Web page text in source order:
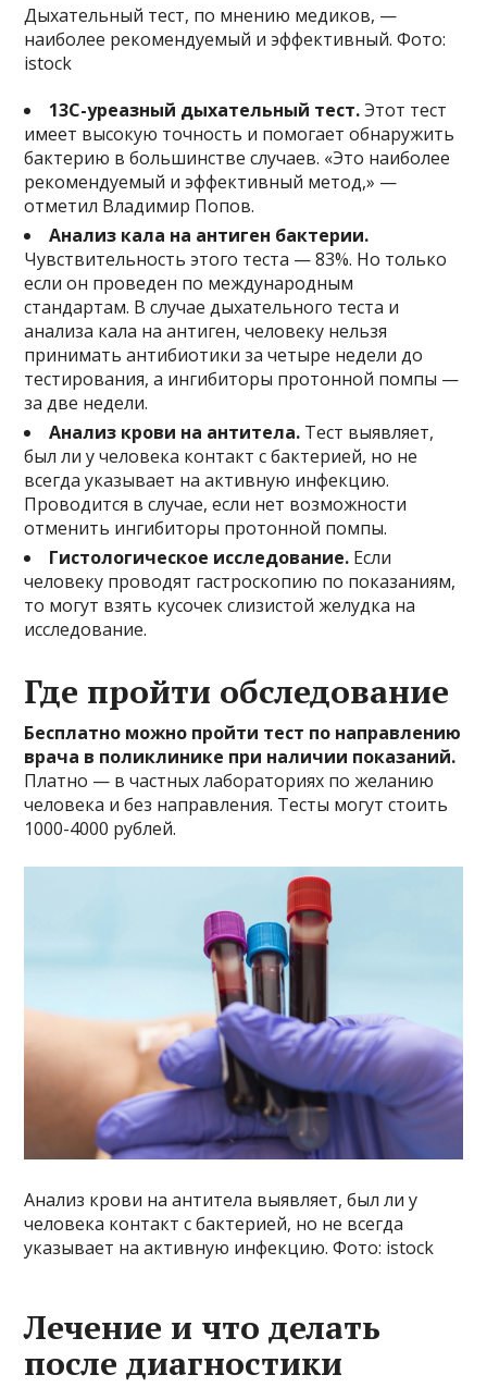
Дыхательный тест, по мнению медиков, —
наиболее рекомендуемый и эффективный. Фото:
istock
13С-уреазный дыхательный тест.Этот тест
имеет высокую точность и помогает обнаружить
бактерию в большинстве случаев. «Это наиболее
рекомендуемый и эффективный метод,» —
отметил Владимир Попов.
Анализ кала на антиген бактерии.
Чувствительность этого теста — 83%. Но только
если он проведен по международным
стандартам. В случае дыхательного теста и
анализа кала на антиген, человеку нельзя
принимать антибиотики за четыре недели до
тестирования, а ингибиторы протонной помпы —
за две недели.
Анализ крови на антитела. Тест выявляет,
был ли у человека контакт с бактерией, но не
всегда указывает на активную инфекцию.
Проводится в случае, если нет возможности
отменить ингибиторы протонной помпы.
Гистологическое исследование. Если
человеку проводят гастроскопию по показаниям,
то могут взять кусочек слизистой желудка на
исследование.
Где пройти обследование
Бесплатно можно пройти тест по направлению
врача в поликлинике при наличии показаний.
Платно — в частных лабораториях по желанию
человека и без направления. Тесты могут стоить
1000-4000 рублей.
Анализ крови на антитела выявляет, был ли у
человека контакт с бактерией, но не всегда
указывает на активную инфекцию. Фото: istock
Лечение и что делать
после диагностики